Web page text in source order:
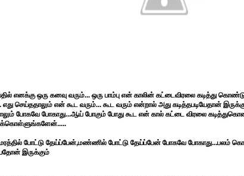
எனக்கு ஒரு கனவு வரும்... ஒரு பாம்பு என் காலின் கட்டைவிரலை கடித்து
எது செய்ததாலும் என் கூட வரும்... கூட வரும் என்றால் அது கடித்தபடியேதான்
போகவே போகாது...ஆய் போகும் போது கூட என் கால் கட்டை விரலை
போட்டு தேய்ப்பேன்,மண்ணில் போட்டு தேய்ப்பேன் போகவே போகாது...பலம்
இருக்கும்